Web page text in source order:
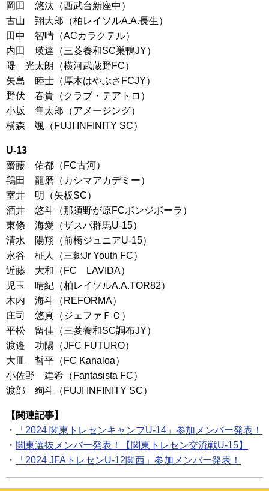
岡田 悠汰（西武台新座中）
古山 翔大郎（柏レイソルA.A.長生）
田中 智晴（ACカラクテル）
内田 瑛達（三菱養和SC巣鴨JY）
隄 光太朗（横河武蔵野FC）
矢島 睦士（厚木はやぶさFCJY）
野伏 春貴（クラブ・テアトロ）
小坂 隼太郎（アメージング）
横森 颯（FUJI INFINITY SC）
U-13
齋藤 佑都（FC古河）
鴇田 龍磨（カシマアカデミー）
室井 明（矢板SC）
酒井 悠斗（那須野が原FCボンジボーラ）
東條 海愛（ザスパ群馬U-15）
清水 陽翔（前橋ジュニアU-15）
永谷 柾人（三郷Jr Youth FC）
近藤 大和（FC LAVIDA）
児玉 晴紀（柏レイソルA.A.TOR82）
木内 海斗（REFORMA）
庄司 悠真（ジェファＦＣ）
平松 留佳（三菱養和SC調布JY）
渡邉 功陽（JFC FUTURO）
大皿 哲平（FC Kanaloa）
小佐野 建希（Fantasista FC）
渡部 絢斗（FUJI INFINITY SC）
【関連記事】
・
「2024 関東トレセンキャンプU-14」参加メンバー発表！
・ 関東選抜メンバー発表！【関東トレセン交流戦U-15】
・
「2024 JFAトレセンU-12関西」参加メンバー発表！